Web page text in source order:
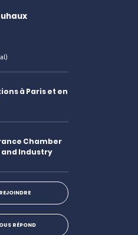
à Paris et en
Chamber
Industry
RÉPOND